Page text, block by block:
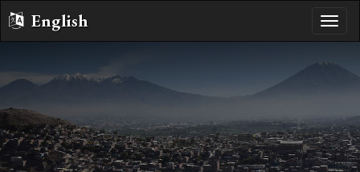
English